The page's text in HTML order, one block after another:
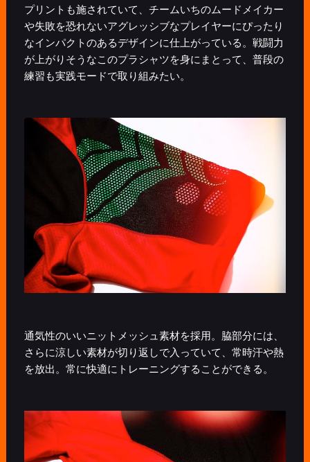
プリントも施されていて、チームいちのムードメイカー
や失敗を恐れないアグレッシブなプレイヤーにぴったり
なインパクトのあるデザインに仕上がっている。戦闘力
が上がりそうなこのプラシャツを身にまとって、普段の
練習も実践モードで取り組みたい。
通気性のいいニットメッシュ素材を採用。脇部分には、
さらに涼しい素材が切り返しで入っていて、常時汗や熱
を放出。常に快適にトレーニングすることができる。